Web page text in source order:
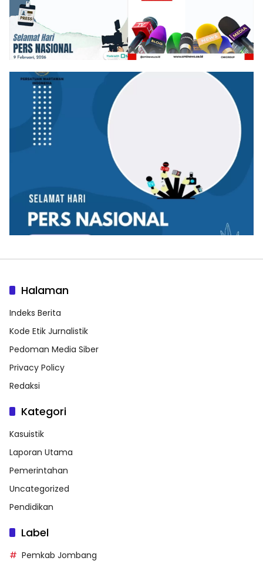
Halaman
Indeks Berita
Kode Etik Jurnalistik
Pedoman Media Siber
Privacy Policy
Redaksi
Kategori
Kasuistik
Laporan Utama
Pemerintahan
Uncategorized
Pendidikan
Label
Pemkab Jombang